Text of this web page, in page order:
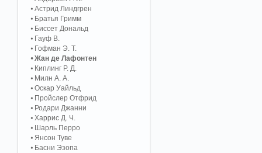
Астрид Линдгрен
Братья Гримм
Биссет Дональд
Гауф В.
Гофман Э. Т.
Жан де Лафонтен
Киплинг Р. Д.
Милн А. А.
Оскар Уайльд
Пройслер Отфрид
Родари Джанни
Харрис Д. Ч.
Шарль Перро
Янсон Туве
Басни Эзопа